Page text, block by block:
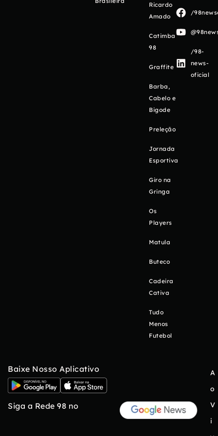
Ricardo
Amado
Catimba
98
Graffite
Barba,
Cabelo e
Bigode
Preleção
Jornada
Esportiva
Giro na
Gringa
Os
Players
Matula
Buteco
Cadeira
Cativa
Tudo
Menos
Futebol
/
/98-
news-
oficial
Baixe Nosso Aplicativo
Siga a Rede 98 no
A
o
V
i